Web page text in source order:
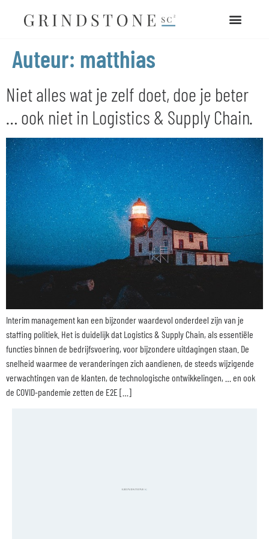
Auteur: matthias
Niet alles wat je zelf doet, doe je beter
… ook niet in Logistics & Supply Chain.
Interim management kan een bijzonder waardevol onderdeel zijn van je
staffing politiek. Het is duidelijk dat Logistics & Supply Chain, als essentiële
functies binnen de bedrijfsvoering, voor bijzondere uitdagingen staan. De
snelheid waarmee de veranderingen zich aandienen, de steeds wijzigende
verwachtingen van de klanten, de technologische ontwikkelingen, … en ook
de COVID-pandemie zetten de E2E […]